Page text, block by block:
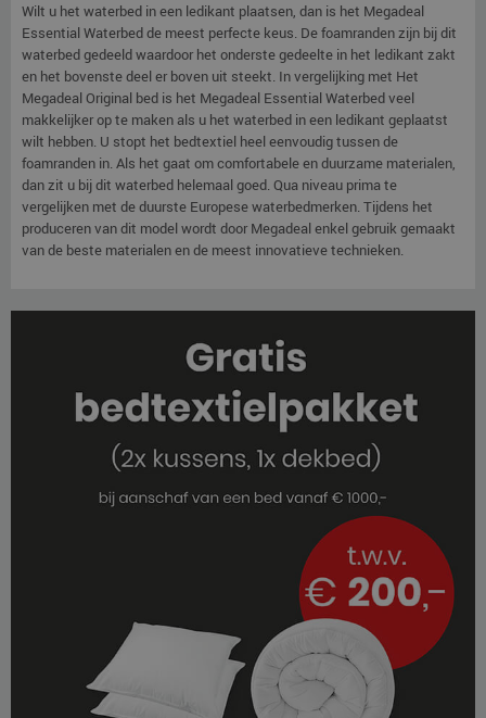
Wilt u het waterbed in een ledikant plaatsen, dan is het Megadeal
Essential Waterbed de meest perfecte keus. De foamranden zijn bij dit
waterbed gedeeld waardoor het onderste gedeelte in het ledikant zakt
en het bovenste deel er boven uit steekt. In vergelijking met Het
Megadeal Original bed is het Megadeal Essential Waterbed veel
makkelijker op te maken als u het waterbed in een ledikant geplaatst
wilt hebben. U stopt het bedtextiel heel eenvoudig tussen de
foamranden in. Als het gaat om comfortabele en duurzame materialen,
dan zit u bij dit waterbed helemaal goed. Qua niveau prima te
vergelijken met de duurste Europese waterbedmerken. Tijdens het
produceren van dit model wordt door Megadeal enkel gebruik gemaakt
van de beste materialen en de meest innovatieve technieken.